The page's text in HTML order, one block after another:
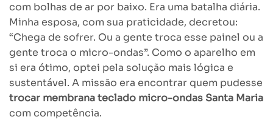
com bolhas de ar por baixo. Era uma batalha diária.
Minha esposa, com sua praticidade, decretou:
“Chega de sofrer. Ou a gente troca esse painel ou a
gente troca o micro-ondas”. Como o aparelho em
si era ótimo, optei pela solução mais lógica e
sustentável. A missão era encontrar quem pudesse
trocar membrana teclado micro-ondas Santa Maria
com competência.